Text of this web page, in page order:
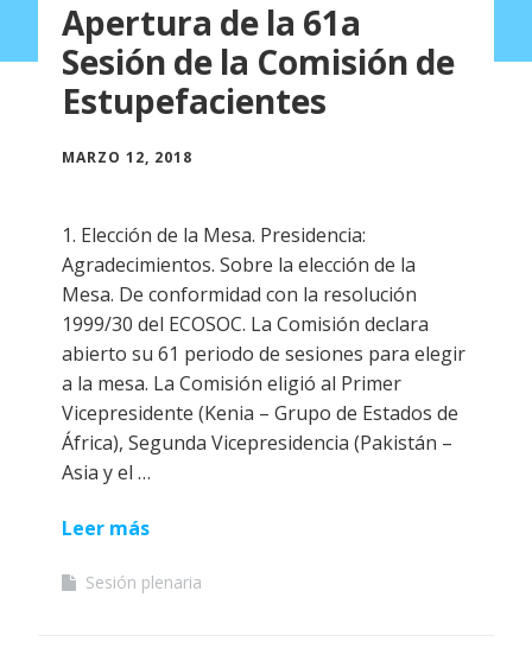
Apertura de la 61a
Sesión de la Comisión de
Estupefacientes
MARZO 12, 2018
1. Elección de la Mesa. Presidencia:
Agradecimientos. Sobre la elección de la
Mesa. De conformidad con la resolución
1999/30 del ECOSOC. La Comisión declara
abierto su 61 periodo de sesiones para elegir
a la mesa. La Comisión eligió al Primer
Vicepresidente (Kenia – Grupo de Estados de
África), Segunda Vicepresidencia (Pakistán –
Asia y el …
Leer más
Sesión plenaria